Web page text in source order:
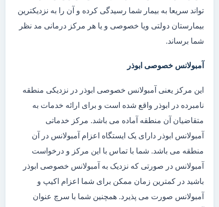
تواند سریعا به بیمار شما رسیدگی کرده و آن را به نزدیکترین
بیمارستان دولتی ویا خصوصی و یا هر مرکز درمانی مد نظر
شما برساند.
آمبولانس خصوصی ابوذر
این مرکز یعنی آمبولانس خصوصی ابوذر در نزدیکی منطقه
نامبرده در ابوذر واقع شده است و برای ارائه خدمات به
متقاضیان آن منطقه آماده می باشد. مرکز خدماتی
آمبولانس ابوذر دارای یک ایستگاه اعزام آمبولانس در آن
منطقه می باشد. شما با تماس با این مرکز و درخواست
آمبولانس در صورتی که نزدیک به آمبولانس خصوصی ابوذر
باشید در کمترین زمان ممکن برای شما اعزام اکیپ و
آمبولانس صورت می پذیرد. همچنین شما با سرچ عنوان